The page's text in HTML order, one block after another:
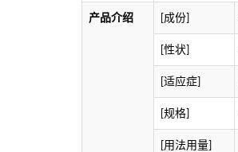
产品介绍 成份
性状
适应症
规格
用法用量